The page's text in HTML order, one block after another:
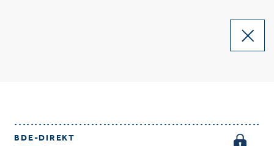
BDE-DIREKT